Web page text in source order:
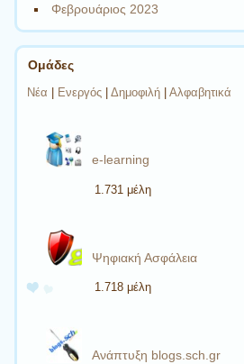
Φεβρουάριος 2023
Ομάδες
Νέα | Ενεργός | Δημοφιλή | Αλφαβητικά
e-learning
1.731 μέλη
Ψηφιακή Ασφάλεια
1.718 μέλη
Ανάπτυξη blogs.sch.gr